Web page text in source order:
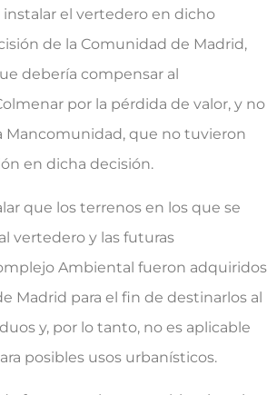
el vertedero en dicho
de la Comunidad de Madrid,
debería compensar al
por la pérdida de valor, y no
Mancomunidad, que no tuvieron
en dicha decisión.
que los terrenos en los que se
vertedero y las futuras
Ambiental fueron adquiridos
Madrid para el fin de destinarlos al
y, por lo tanto, no es aplicable
posibles usos urbanísticos.